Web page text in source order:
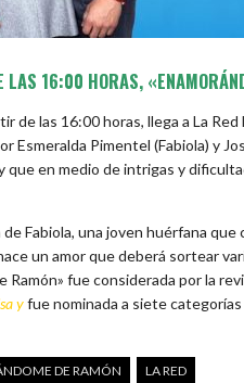
LAS 16:00 HORAS,
de las 16:00 horas, llega a La
Esmeralda Pimentel (Fabiola) y
que en medio de intrigas y
Fabiola, una joven huérfana
un amor que deberá sortear
Ramón» fue considerada por la
yfue nominada a siete categorías
DE RAMÓN LA RED